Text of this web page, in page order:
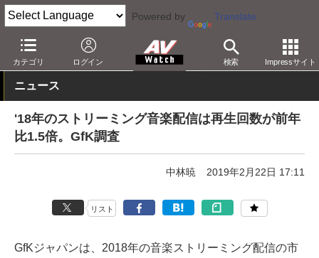
Powered by Translate
カテゴリ ログイン 検索 Impressサイト
AV Watch 動向 業界動向 統計/調査
ニュース
'18年のストリーミング音楽配信は再生回数が前年
比1.5倍。GfK調査
中林暁 2019年2月22日 17:11
リスト
GfKジャパンは、2018年の音楽ストリーミング配信の市